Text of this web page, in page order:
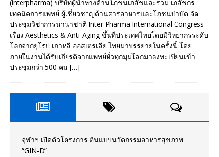
(interpharma) บริษัทผู้นำทางด้านโภชนเภสัชและรวม เภสัชกร
เทคนิคการแพทย์ ผู้เชี่ยวชาญด้านสารอาหารและโภชนบำบัด จัด
ประชุมวิชาการนานาชาติ Inter Pharma International Congress
เรื่อง Aesthetics & Anti-Aging ขึ้นที่ประเทศไทยโดยมีวิทยากรระดับ
โลกจากยุโรป เกาหลี ออสเตรเลีย ไทยมาบรรยายในครั้งนี้ โดย
ภายในงานได้รับเกียรติจากแพทย์ทั่วทุกมุมโลกมาลงทะเบียนเข้า
ประชุมกว่า 500 คน […]
จุฬาฯ เปิดตัวโครงการ ต้นแบบนวัตกรรมอาหารสุขภาพ
“GIN-D”